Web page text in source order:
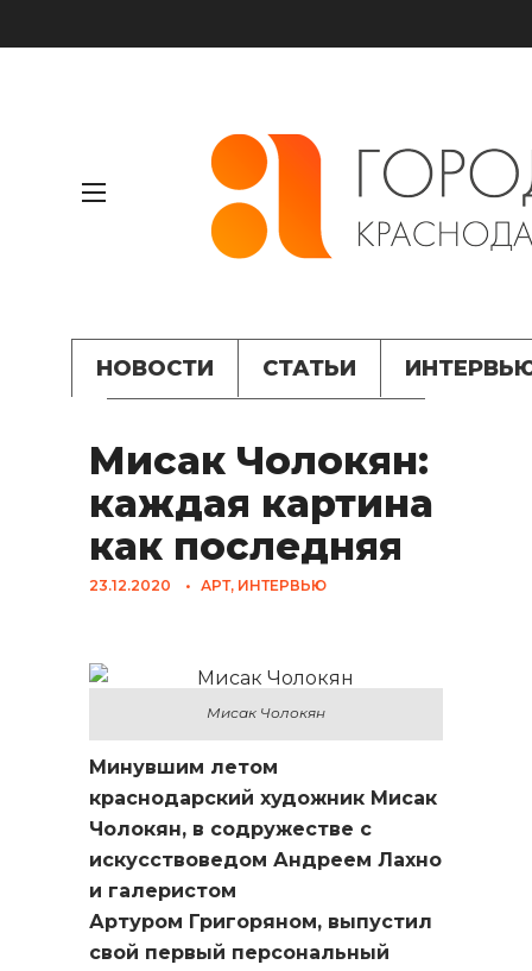
НОВОСТИ СТАТЬИ
Мисак Чолокян:
каждая картина
как последняя
23.12.2020 • АРТ, ИНТЕРВЬЮ
Мисак Чолокян
Минувшим летом
краснодарский художник Мисак
Чолокян, в содружестве с
искусствоведом Андреем Лахно
и галеристом
Артуром Григоряном, выпустил
свой первый персональный